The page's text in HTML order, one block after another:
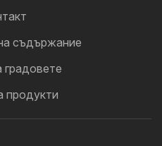
съдържание
градовете
продукти